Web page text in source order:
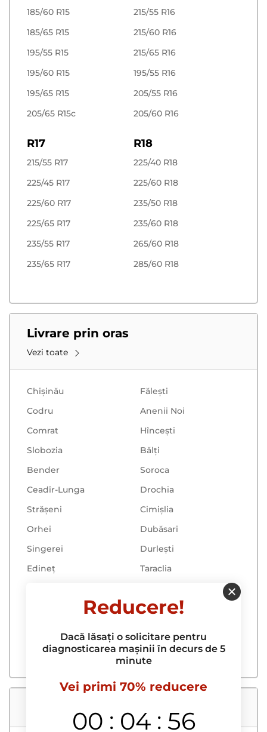
185/60 R15
185/65 R15
195/55 R15
195/60 R15
195/65 R15
205/65 R15c
215/55 R16
215/60 R16
215/65 R16
195/55 R16
205/55 R16
205/60 R16
R17
215/55 R17
225/45 R17
225/60 R17
225/65 R17
235/55 R17
235/65 R17
R18
225/40 R18
225/60 R18
235/50 R18
235/60 R18
265/60 R18
285/60 R18
Livrare prin oras
Vezi toate
Chișinău
Făleşti
Codru
Anenii Noi
Comrat
Hînceşti
Slobozia
Bălţi
Bender
Soroca
Ceadîr-Lunga
Drochia
Strășeni
Cimișlia
Orhei
Dubăsari
Singerei
Durlești
Edineț
Taraclia
Ungheni
Rîbnița
Vulcăneşti
Reducere!
Dacă lăsați o solicitare pentru
diagnosticarea mașinii în decurs de 5
minute
Vei primi 70% reducere
00 : 04 : 55